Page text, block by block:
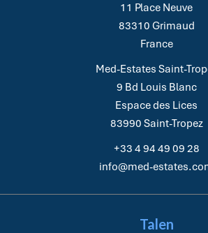
11 Place Neuve
83310 Grimaud
France
Med-Estates Saint-
9 Bd Louis Blanc
Espace des Lices
83990 Saint-Tropez
+33 4 94 49 09 28
info@med-
Talen